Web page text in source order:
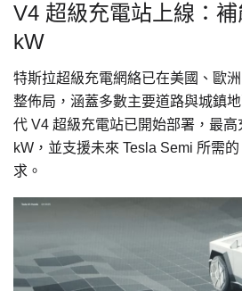
V4 超級充電站上線：
kW
特斯拉超級充電網絡已在美國、歐
整佈局，涵蓋多數主要道路與城鎮
代 V4 超級充電站已開始部署，最
kW，並支援未來 Tesla Semi 所需
求。